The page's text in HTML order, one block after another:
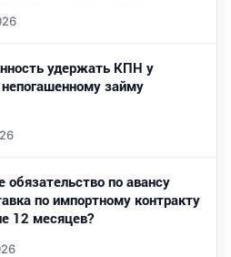
удержать КПН у
займу
обязательство по авансу
по импортному контракту
12 месяцев?